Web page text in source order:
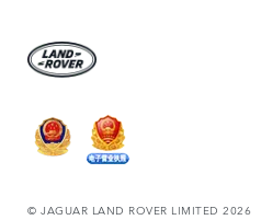
© JAGUAR LAND ROVER LIMITED 2026